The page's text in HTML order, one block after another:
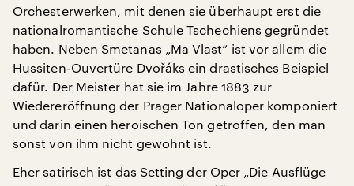
Orchesterwerken, mit denen sie überhaupt erst die
nationalromantische Schule Tschechiens gegründet
haben. Neben Smetanas „Ma Vlast“ ist vor allem die
Hussiten-Ouvertüre Dvořáks ein drastisches Beispiel
dafür. Der Meister hat sie im Jahre 1883 zur
Wiedereröffnung der Prager Nationaloper komponiert
und darin einen heroischen Ton getroffen, den man
sonst von ihm nicht gewohnt ist.
Eher satirisch ist das Setting der Oper „Die Ausflüge